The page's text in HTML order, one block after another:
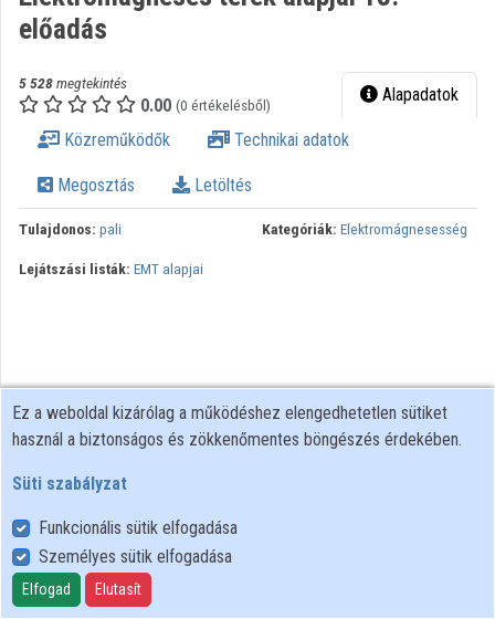
Intézményi felfedezés
Kategóriák
előadás
5 528megtekintés
0.00 (0 értékelésből) Alapadatok
Közreműködők Technikai adatok
Megosztás Letöltés
Tulajdonos: pali Kategóriák: Elektromágnesesség
Lejátszási listák: EMT alapjai
Felhasználói szabályzat
Adatkezelési tájékoztató
Süti szabályzat
Ez a weboldal kizárólag a működéshez elengedhetetlen sütiket
használ a biztonságos és zökkenőmentes böngészés érdekében.
Süti szabályzat
Funkcionális sütik elfogadása
Személyes sütik elfogadása
Elfogad Elutasít